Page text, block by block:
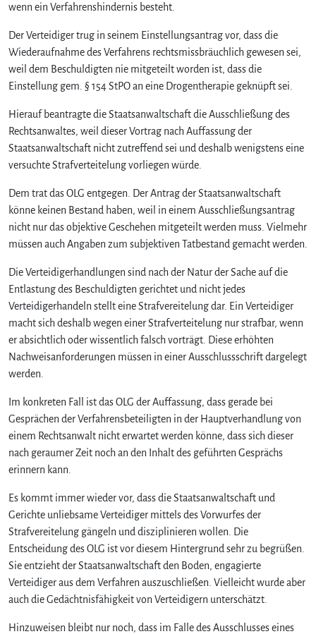
wenn ein Verfahrenshindernis besteht.
Der Verteidiger trug in seinem Einstellungsantrag vor, dass die
Wiederaufnahme des Verfahrens rechtsmissbräuchlich gewesen sei,
weil dem Beschuldigten nie mitgeteilt worden ist, dass die
Einstellung gem. § 154 StPO an eine Drogentherapie geknüpft sei.
Hierauf beantragte die Staatsanwaltschaft die Ausschließung des
Rechtsanwaltes, weil dieser Vortrag nach Auffassung der
Staatsanwaltschaft nicht zutreffend sei und deshalb wenigstens eine
versuchte Strafverteitelung vorliegen würde.
Dem trat das OLG entgegen. Der Antrag der Staatsanwaltschaft
könne keinen Bestand haben, weil in einem Ausschließungsantrag
nicht nur das objektive Geschehen mitgeteilt werden muss. Vielmehr
müssen auch Angaben zum subjektiven Tatbestand gemacht werden.
Die Verteidigerhandlungen sind nach der Natur der Sache auf die
Entlastung des Beschuldigten gerichtet und nicht jedes
Verteidigerhandeln stellt eine Strafvereitelung dar. Ein Verteidiger
macht sich deshalb wegen einer Strafverteitelung nur strafbar, wenn
er absichtlich oder wissentlich falsch vorträgt. Diese erhöhten
Nachweisanforderungen müssen in einer Ausschlussschrift dargelegt
werden.
Im konkreten Fall ist das OLG der Auffassung, dass gerade bei
Gesprächen der Verfahrensbeteiligten in der Hauptverhandlung von
einem Rechtsanwalt nicht erwartet werden könne, dass sich dieser
nach geraumer Zeit noch an den Inhalt des geführten Gesprächs
erinnern kann.
Es kommt immer wieder vor, dass die Staatsanwaltschaft und
Gerichte unliebsame Verteidiger mittels des Vorwurfes der
Strafvereitelung gängeln und disziplinieren wollen. Die
Entscheidung des OLG ist vor diesem Hintergrund sehr zu begrüßen.
Sie entzieht der Staatsanwaltschaft den Boden, engagierte
Verteidiger aus dem Verfahren auszuschließen. Vielleicht wurde aber
auch die Gedächtnisfähigkeit von Verteidigern unterschätzt.
Hinzuweisen bleibt nur noch, dass im Falle des Ausschlusses eines